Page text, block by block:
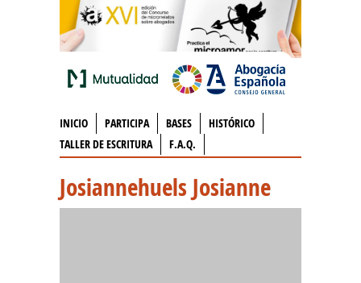
INICIO PARTICIPA BASES
HISTÓRICO
TALLER DE ESCRITURA
F.A.Q.
Josiannehuels Josianne